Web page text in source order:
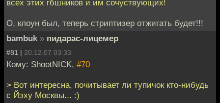
всех этих гбшников и им сочуствующих!
О, клоун был, теперь стриптизер отжигать будет!!!
bambuk » пидарас-лицемер
#81 | 20.12.07 03:33
Кому: ShootNICK, #70
> Вот интересна, почитывает ли тупичок кто-нибудь
с Йэху Москвы... :)